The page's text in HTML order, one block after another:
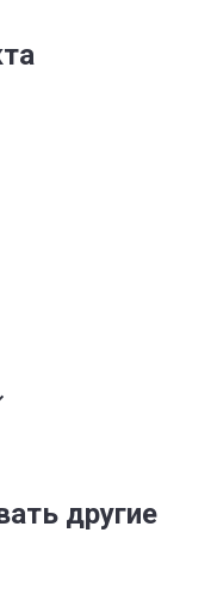
другие